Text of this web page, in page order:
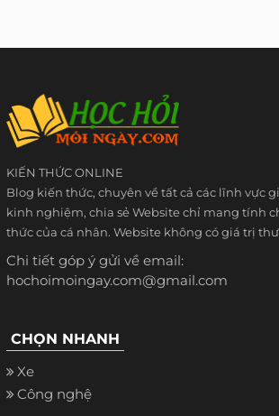
KIẾN THỨC ONLINE
Blog kiến thức, chuyên về tất cả các lĩnh vực
kinh nghiệm, chia sẻ Website chỉ mang tính
thức của cá nhân. Website không có giá trị
Chi tiết góp ý gửi về email:
hochoimoingay.com@gmail.com
CHỌN NHANH
Xe
Công nghệ